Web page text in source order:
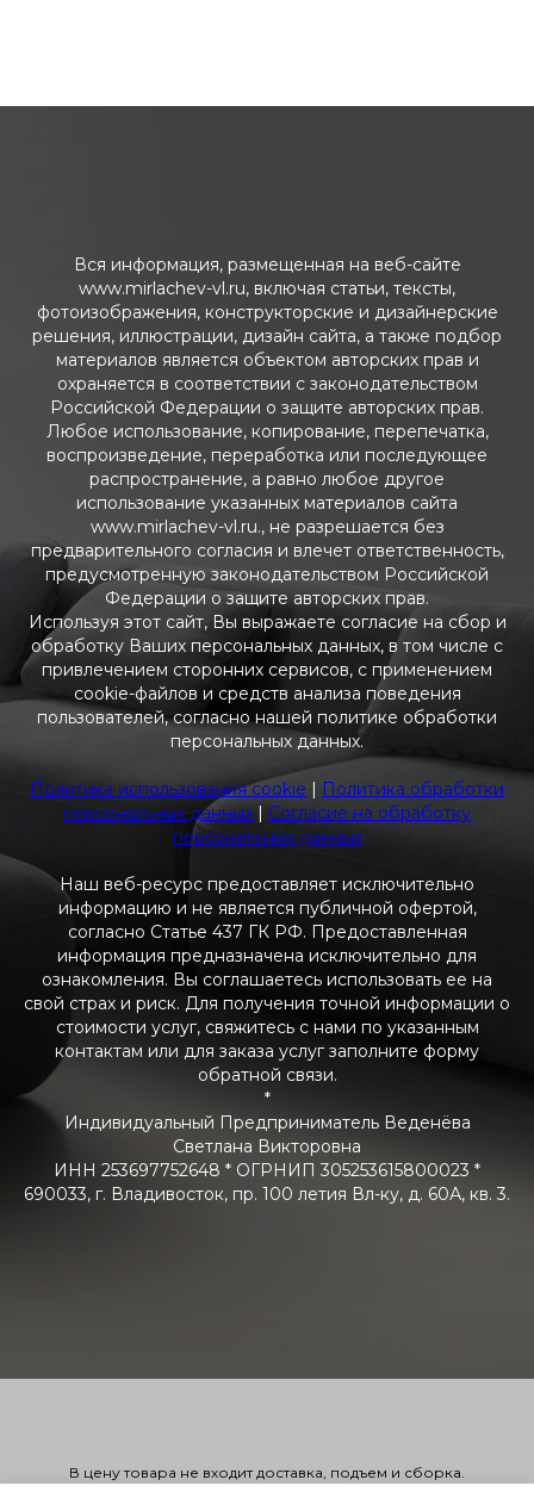
Вся информация, размещенная на веб-сайте
www.mirlachev-vl.ru, включая статьи, тексты,
фотоизображения, конструкторские и дизайнерские
решения, иллюстрации, дизайн сайта, а также подбор
материалов является объектом авторских прав и
охраняется в соответствии с законодательством
Российской Федерации о защите авторских прав.
Любое использование, копирование, перепечатка,
воспроизведение, переработка или последующее
распространение, а равно любое другое
использование указанных материалов сайта
www.mirlachev-vl.ru., не разрешается без
предварительного согласия и влечет ответственность,
предусмотренную законодательством Российской
Федерации о защите авторских прав.
Используя этот сайт, Вы выражаете согласие на сбор и
обработку Ваших персональных данных, в том числе с
привлечением сторонних сервисов, с применением
cookie-файлов и средств анализа поведения
пользователей, согласно нашей политике обработки
персональных данных.
Политика использования cookie | Политика обработки
персональных данных | Согласие на обработку
персональных данных
Наш веб-ресурс предоставляет исключительно
информацию и не является публичной офертой,
согласно Статье 437 ГК РФ. Предоставленная
информация предназначена исключительно для
ознакомления. Вы соглашаетесь использовать ее на
свой страх и риск. Для получения точной информации о
стоимости услуг, свяжитесь с нами по указанным
контактам или для заказа услуг заполните форму
обратной связи.
*
Индивидуальный Предприниматель Веденёва
Светлана Викторовна
ИНН 253697752648 * ОГРНИП 305253615800023 *
690033, г. Владивосток, пр. 100 летия Вл-ку, д. 60А, кв. 3.
В цену товара не входит доставка, подъем и сборка.